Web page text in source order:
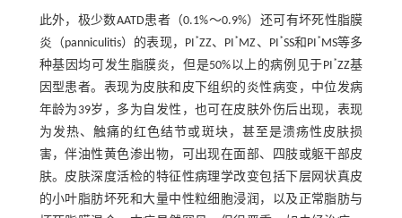
此外，极少数AATD患者（0.1%～0.9%）还可有坏死性脂膜
炎（panniculitis）的表现，PI *ZZ、PI * MZ、PI *SS和PI * MS等多
种基因均可发生脂膜炎，但是50%以上的病例见于PI *ZZ基
因型患者。表现为皮肤和皮下组织的炎性病变，中位发病
年龄为39岁，多为自发性，也可在皮肤外伤后出现，表现
为发热、触痛的红色结节或斑块，甚至是溃疡性皮肤损
害，伴油性黄色渗出物，可出现在面部、四肢或躯干部皮
肤。皮肤深度活检的特征性病理学改变包括下层网状真皮
的小叶脂肪坏死和大量中性粒细胞浸润，以及正常脂肪与